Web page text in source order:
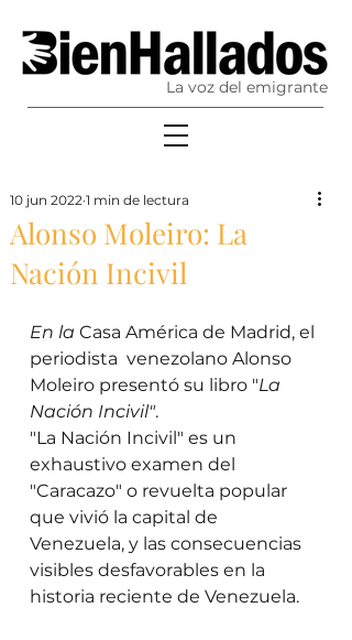
La voz del emigrante
Alonso Moleiro: La
Nación Incivil
10 jun 2022 1 min de lectura
En la Casa América de Madrid, el
periodista  venezolano Alonso
Moleiro presentó su libro "La
Nación Incivil".
"La Nación Incivil" es un
exhaustivo examen del
"Caracazo" o revuelta popular
que vivió la capital de
Venezuela, y las consecuencias
visibles desfavorables en la
historia reciente de Venezuela.